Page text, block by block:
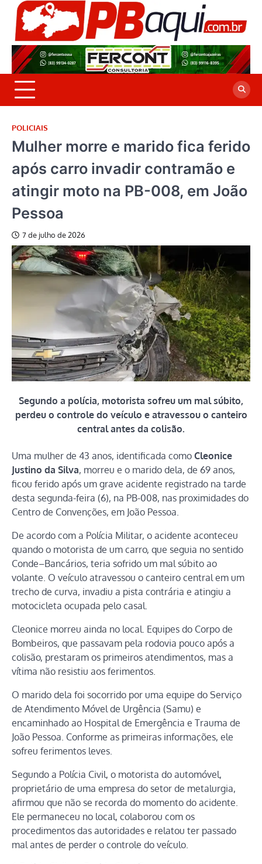
Skip
content
POLICIAIS
Mulher morre e marido fica ferido
após carro invadir contramão e
atingir moto na PB-008, em João
Pessoa
7 de julho de 2026
Segundo a polícia, motorista sofreu um mal súbito,
perdeu o controle do veículo e atravessou o canteiro
central antes da colisão.
Uma mulher de 43 anos, identificada como Cleonice
Justino da Silva, morreu e o marido dela, de 69 anos,
ficou ferido após um grave acidente registrado na tarde
desta segunda-feira (6), na PB-008, nas proximidades do
Centro de Convenções, em João Pessoa.
De acordo com a Polícia Militar, o acidente aconteceu
quando o motorista de um carro, que seguia no sentido
Conde–Bancários, teria sofrido um mal súbito ao
volante. O veículo atravessou o canteiro central em um
trecho de curva, invadiu a pista contrária e atingiu a
motocicleta ocupada pelo casal.
Cleonice morreu ainda no local. Equipes do Corpo de
Bombeiros, que passavam pela rodovia pouco após a
colisão, prestaram os primeiros atendimentos, mas a
vítima não resistiu aos ferimentos.
O marido dela foi socorrido por uma equipe do Serviço
de Atendimento Móvel de Urgência (Samu) e
encaminhado ao Hospital de Emergência e Trauma de
João Pessoa. Conforme as primeiras informações, ele
sofreu ferimentos leves.
Segundo a Polícia Civil, o motorista do automóvel,
proprietário de uma empresa do setor de metalurgia,
afirmou que não se recorda do momento do acidente.
Ele permaneceu no local, colaborou com os
procedimentos das autoridades e relatou ter passado
mal antes de perder o controle do veículo.